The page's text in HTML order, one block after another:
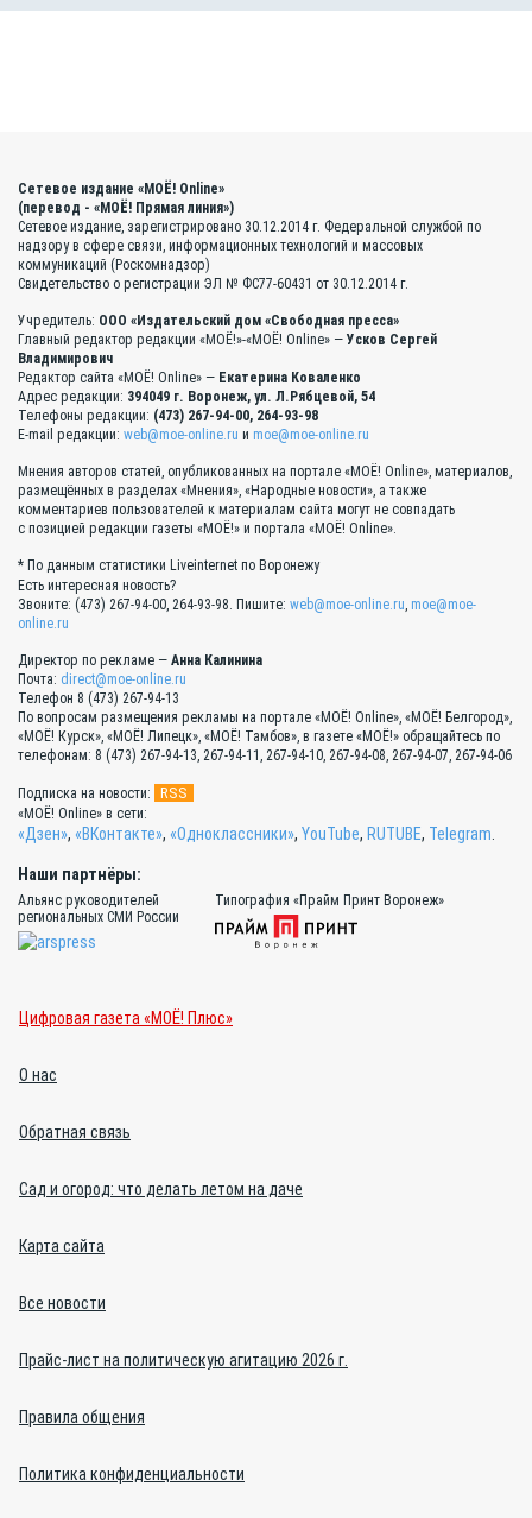
Сетевое издание «МОЁ! Online»
(перевод - «МОЁ! Прямая линия»)
Сетевое издание, зарегистрировано 30.12.2014 г. Федеральной службой по
надзору в сфере связи, информационных технологий и массовых
коммуникаций (Роскомнадзор)
Свидетельство о регистрации ЭЛ № ФС77-60431 от 30.12.2014 г.
Учредитель: ООО «Издательский дом «Свободная пресса»
Главный редактор редакции «МОЁ!»-«МОЁ! Online» — Усков Сергей
Владимирович
Редактор сайта «МОЁ! Online» — Екатерина Коваленко
Адрес редакции: 394049 г. Воронеж, ул. Л.Рябцевой, 54
Телефоны редакции: (473) 267-94-00, 264-93-98
E-mail редакции: web@moe-online.ru и moe@moe-online.ru
Мнения авторов статей, опубликованных на портале «МОЁ! Online», материалов,
размещённых в разделах «Мнения», «Народные новости», а также
комментариев пользователей к материалам сайта могут не совпадать
с позицией редакции газеты «МОЁ!» и портала «МОЁ! Online».
* По данным статистики Liveinternet по Воронежу
Есть интересная новость?
Звоните: (473) 267-94-00, 264-93-98. Пишите: web@moe-online.ru, moe@moe-
online.ru
Директор по рекламе — Анна Калинина
Почта: direct@moe-online.ru
Телефон 8 (473) 267-94-13
По вопросам размещения рекламы на портале «МОЁ! Online», «МОЁ! Белгород»,
«МОЁ! Курск», «МОЁ! Липецк», «МОЁ! Тамбов», в газете «МОЁ!» обращайтесь по
телефонам: 8 (473) 267-94-13, 267-94-11, 267-94-10, 267-94-08, 267-94-07, 267-94-06
Подписка на новости: RSS
«МОЁ! Online» в сети:
«Дзен», «ВКонтакте», «Одноклассники», YouTube, RUTUBE, Telegram.
Наши партнёры:
Альянс руководителей
региональных СМИ России
Типография «Прайм Принт Воронеж»
Цифровая газета «МОЁ! Плюс»
О нас
Обратная связь
Сад и огород: что делать летом на даче
Карта сайта
Все новости
Прайс-лист на политическую агитацию 2026 г.
Правила общения
Политика конфиденциальности